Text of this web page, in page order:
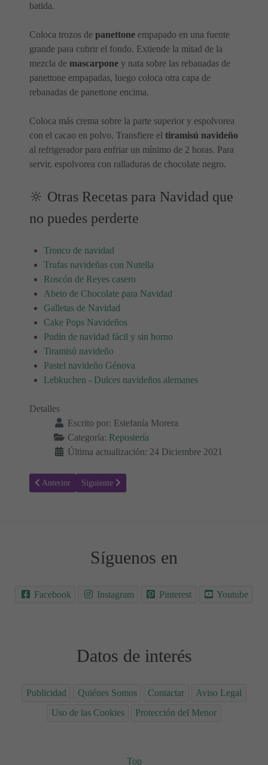
batida.
Coloca trozos de panettone empapado en una fuente
grande para cubrir el fondo. Extiende la mitad de la
mezcla de mascarpone y nata sobre las rebanadas de
panettone empapadas, luego coloca otra capa de
rebanadas de panettone encima.
Coloca más crema sobre la parte superior y espolvorea
con el cacao en polvo. Transfiere el tiramisú navideño
al refrigerador para enfriar un mínimo de 2 horas. Para
servir, espolvorea con ralladuras de chocolate negro.
🔆 Otras Recetas para Navidad que
no puedes perderte
Tronco de navidad
Trufas navideñas con Nutella
Roscón de Reyes casero
Abeto de Chocolate para Navidad
Galletas de Navidad
Cake Pops Navideños
Pudín de navidad fácil y sin horno
Tiramisú navideño
Pastel navideño Génova
Lebkuchen - Dulces navideños alemanes
Detalles
Escrito por: Estefanía Morera
Categoría: Repostería
Última actualización: 24 Diciembre 2021
Artículo anterior: Receta para hacer Galletas de Matcha y Goji
Anterior Artículo siguiente: Receta para hacer Pastel navideño
Siguiente
Síguenos en
Facebook Instagram Pinterest Youtube
Datos de interés
Publicidad Quiénes Somos Contactar
Aviso Legal
Uso de las Cookies
Protección del Menor
Top